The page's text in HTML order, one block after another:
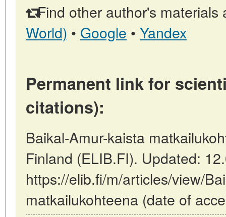
Find other author's materials
World) • Google • Yandex
Permanent link for
citations):
Baikal-Amur-kaista
Finland (ELIB.FI). Updated:
https://elib.fi/m/articles/view/
matkailukohteena (date of